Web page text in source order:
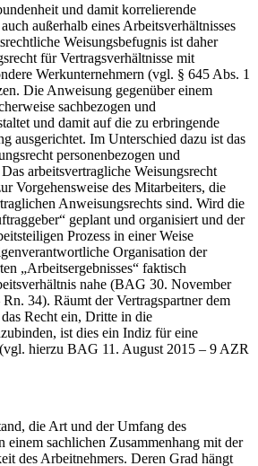
und damit korrelierende
außerhalb eines Arbeitsverhältnisses
Weisungsbefugnis ist daher
für Vertragsverhältnisse mit
Werkunternehmern (vgl. § 645 Abs. 1
Die Anweisung gegenüber einem
sachbezogen und
und damit auf die zu erbringende
ausgerichtet. Im Unterschied dazu ist das
personenbezogen und
arbeitsvertragliche Weisungsrecht
Vorgehensweise des Mitarbeiters, die
Anweisungsrechts sind. Wird die
geplant und organisiert und der
Prozess in einer Weise
Organisation der
„Arbeitsergebnisses“ faktisch
nahe (BAG 30. November
34). Räumt der Vertragspartner dem
Recht ein, Dritte in die
ist dies ein Indiz für eine
hierzu BAG 11. August 2015 – 9 AZR
die Art und der Umfang des
einem sachlichen Zusammenhang mit der
des Arbeitnehmers. Deren Grad hängt